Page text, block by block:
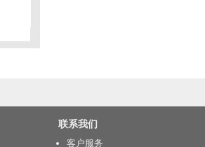
联系我们
客户服务